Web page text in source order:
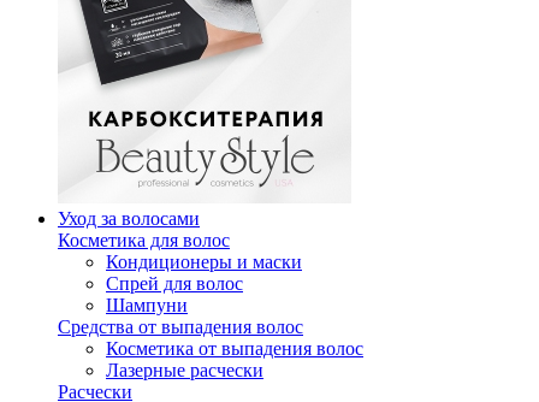
Уход за волосами
Косметика для волос
Кондиционеры и маски
Спрей для волос
Шампуни
Средства от выпадения волос
Косметика от выпадения волос
Лазерные расчески
Расчески